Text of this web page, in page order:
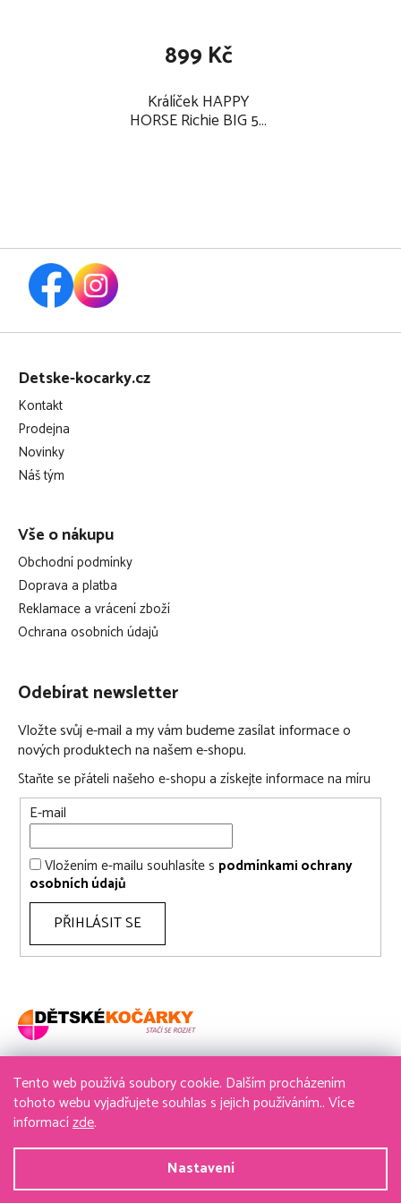
Tento web používá soubory cookie. Dalším procházením
tohoto webu vyjadřujete souhlas s jejich používáním.. Více
informacízde.
Nastavení
Králíček HAPPY
HORSE Richie BIG 58
899 Kč
Z
Detske-kocarky.cz
Kontakt
Prodejna
Novinky
Náš tým
Vše o nákupu
Obchodní podmínky
Doprava a platba
Reklamace a vrácení zboží
Ochrana osobních údajů
Odebírat newsletter
Vložte svůj e-mail a my vám budeme zasílat informace o
nových produktech na našem e-shopu.
Staňte se přáteli našeho e-shopu a získejte informace na míru
E-mail
Vložením e-mailu souhlasíte s podmínkami ochrany
osobních údajů
PŘIHLÁSIT SE
736 611 204